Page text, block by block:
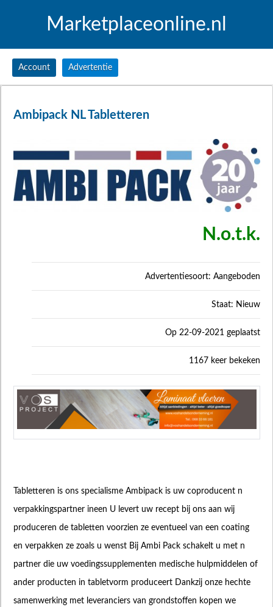
Marketplaceonline.nl
Account Advertentie
Ambipack NL Tabletteren
N.o.t.k.
Advertentiesoort: Aangeboden
Staat: Nieuw
Op 22-09-2021 geplaatst
1167 keer bekeken
Tabletteren is ons specialisme Ambipack is uw coproducent n
verpakkingspartner ineen U levert uw recept bij ons aan wij
produceren de tabletten voorzien ze eventueel van een coating
en verpakken ze zoals u wenst Bij Ambi Pack schakelt u met n
partner die uw voedingssupplementen medische hulpmiddelen of
ander producten in tabletvorm produceert Dankzij onze hechte
samenwerking met leveranciers van grondstoffen kopen we